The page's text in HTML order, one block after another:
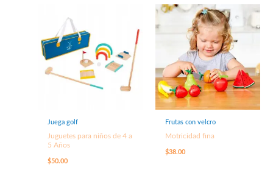
Juega golf
Juguetes para niños de 4 a
5 Años
$50.00
Frutas con velcro
Motricidad fina
$38.00